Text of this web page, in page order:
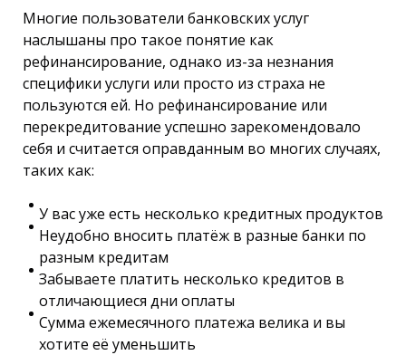
Многие пользователи банковских услуг
наслышаны про такое понятие как
рефинансирование, однако из-за незнания
специфики услуги или просто из страха не
пользуются ей. Но рефинансирование или
перекредитование успешно зарекомендовало
себя и считается оправданным во многих случаях,
таких как:
У вас уже есть несколько кредитных продуктов
Неудобно вносить платёж в разные банки по
разным кредитам
Забываете платить несколько кредитов в
отличающиеся дни оплаты
Сумма ежемесячного платежа велика и вы
хотите её уменьшить